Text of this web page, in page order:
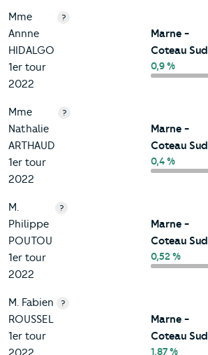
Mme
Annne
HIDALGO
1er tour
2022
?
Marne -
Coteau Sud
0,9 %
Mme
Nathalie
ARTHAUD
1er tour
2022
?
Marne -
Coteau Sud
0,4 %
M.
Philippe
POUTOU
1er tour
2022
?
Marne -
Coteau Sud
0,52 %
M. Fabien
ROUSSEL
1er tour
?
Marne -
Coteau Sud
1,87 %